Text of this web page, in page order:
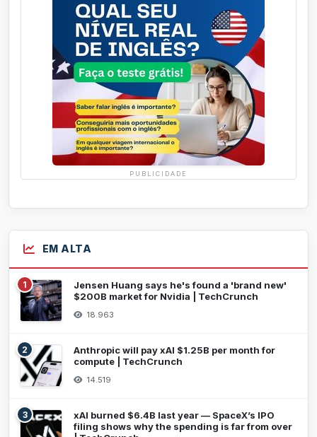
PUBLICIDADE
EM ALTA
1
Jensen Huang says he's found a 'brand new'
$200B market for Nvidia | TechCrunch
18.963
2
Anthropic will pay xAI $1.25B per month for
compute | TechCrunch
14.519
3
xAI burned $6.4B last year — SpaceX’s IPO
filing shows why the spending is far from over